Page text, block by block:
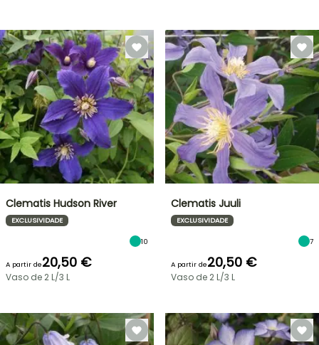
Clematis Hudson River
EXCLUSIVIDADE
10
A partir de20,50 €
Vaso de 2 L/3 L
Clematis Juuli
EXCLUSIVIDADE
7
A partir de20,50 €
Vaso de 2 L/3 L